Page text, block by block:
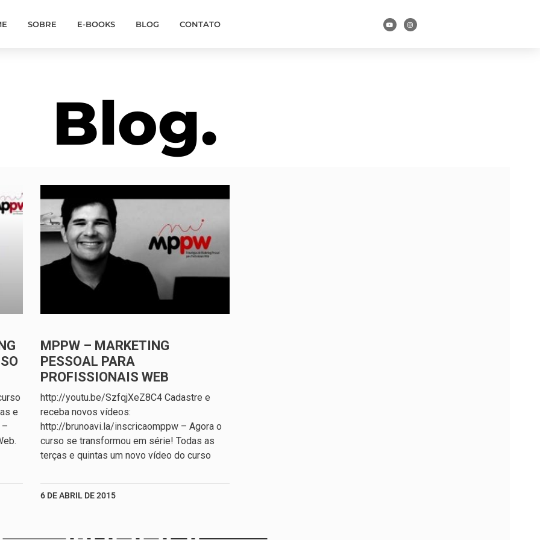
SOBRE E-BOOKS BLOG CONTATO
Blog.
e
–
MPPW – MARKETING
PESSOAL PARA
PROFISSIONAIS WEB
http://youtu.be/SzfqjXeZ8C4 Cadastre e
receba novos vídeos:
http://brunoavi.la/inscricaomppw – Agora o
curso se transformou em série! Todas as
terças e quintas um novo vídeo do curso
6 DE ABRIL DE 2015